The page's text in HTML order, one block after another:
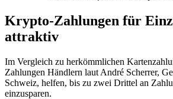
Krypto-Zahlungen für
attraktiv
Im Vergleich zu herkömmlichen
Zahlungen Händlern laut André Scherrer,
Schweiz, helfen, bis zu zwei Drittel an
einzusparen.